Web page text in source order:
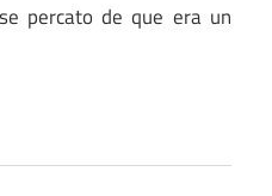
percato de que era un